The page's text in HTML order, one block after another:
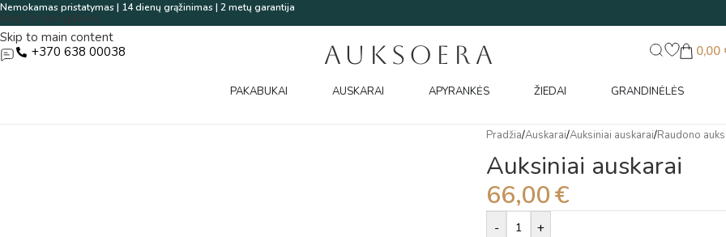
Skip to navigation
Skip to main content
Nemokamas pristatymas | 14 dienų grąžinimas | 2 metų garantija
+370 638 00038 AUKSOERA 0,00
PAKABUKAI AUSKARAI APYRANKĖS ŽIEDAI GRANDINĖLĖS
Pradžia/Auskarai/Auksiniai auskarai/Raudono
Auksiniai auskarai
66,00€
- +
Alternative: